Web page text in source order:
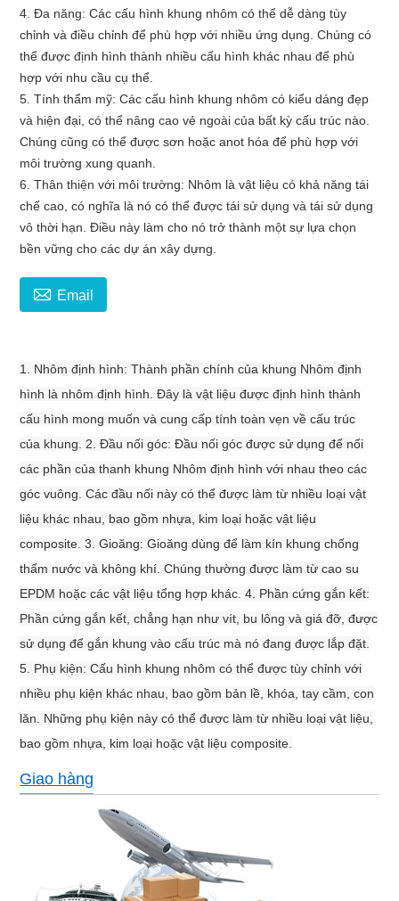
4. Đa năng: Các cấu hình khung nhôm có thể dễ dàng tùy
chỉnh và điều chỉnh để phù hợp với nhiều ứng dụng. Chúng có
thể được định hình thành nhiều cấu hình khác nhau để phù
hợp với nhu cầu cụ thể.
5. Tính thẩm mỹ: Các cấu hình khung nhôm có kiểu dáng đẹp
và hiện đại, có thể nâng cao vẻ ngoài của bất kỳ cấu trúc nào.
Chúng cũng có thể được sơn hoặc anot hóa để phù hợp với
môi trường xung quanh.
6. Thân thiện với môi trường: Nhôm là vật liệu có khả năng tái
chế cao, có nghĩa là nó có thể được tái sử dụng và tái sử dụng
vô thời hạn. Điều này làm cho nó trở thành một sự lựa chọn
bền vững cho các dự án xây dựng.
 Email
1. Nhôm định hình: Thành phần chính của khung Nhôm định
hình là nhôm định hình. Đây là vật liệu được định hình thành
cấu hình mong muốn và cung cấp tính toàn vẹn về cấu trúc
của khung. 2. Đầu nối góc: Đầu nối góc được sử dụng để nối
các phần của thanh khung Nhôm định hình với nhau theo các
góc vuông. Các đầu nối này có thể được làm từ nhiều loại vật
liệu khác nhau, bao gồm nhựa, kim loại hoặc vật liệu
composite. 3. Gioăng: Gioăng dùng để làm kín khung chống
thấm nước và không khí. Chúng thường được làm từ cao su
EPDM hoặc các vật liệu tổng hợp khác. 4. Phần cứng gắn kết:
Phần cứng gắn kết, chẳng hạn như vít, bu lông và giá đỡ, được
sử dụng để gắn khung vào cấu trúc mà nó đang được lắp đặt.
5. Phụ kiện: Cấu hình khung nhôm có thể được tùy chỉnh với
nhiều phụ kiện khác nhau, bao gồm bản lề, khóa, tay cầm, con
lăn. Những phụ kiện này có thể được làm từ nhiều loại vật liệu,
bao gồm nhựa, kim loại hoặc vật liệu composite.
Giao hàng